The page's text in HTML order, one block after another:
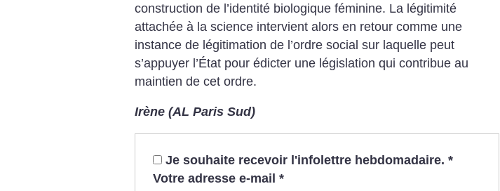
construction de l’identité biologique féminine. La légitimité
attachée à la science intervient alors en retour comme une
instance de légitimation de l’ordre social sur laquelle peut
s’appuyer l’État pour édicter une législation qui contribue au
maintien de cet ordre.
Irène (AL Paris Sud)
Je souhaite recevoir l'infolettre hebdomadaire. *
Votre adresse e-mail *